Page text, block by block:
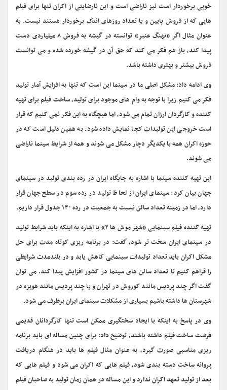
خوبی برخوردار است نیز ناراضی است و این نارضایتی از اکران تنها برای فیلم
هایی که از فروش پایین و یا تعداد روزهای اندک برخوردار هستند نیست. به
عنوان مثال اگر «نهنگ عنبر» توانسته در گیشه به فروش ۸ میلیاردی دست
پیدا کند، باز هم فکر می کند که حق آن در گیشه خورده شده و می توانست
فروش بیشتر و بهتری داشته باشد.
وی ادامه داد: مشکل اصلی ما در سینما این است که تنها به افزایش آمار تولید
فکر می کنیم زیرا با توجه به وام های موجود برای تولید، ساخت فیلم برای تهیه
کننده و کارگردان ارزان تمام می شود، اما هیچگاه به این فکر نمی کنیم که قرار
است خروجی این تولیدات کجا نمایش داده شود. به همین دلیل است که در
حوزه اکران همه با یکدیگر دچار مشکل می شوند و همه از شرایط سینما ناراضی
می شوند.
این تهیه کننده سینما با اشاره به جایگاه ایران در رده بندی تولید در سینمای
جهان بیان کرد: سینمای ایران از لحاظ تولید در رده سوم در سطح جهان قرار
دارد، اما در زمینه تعداد سالن نسبت به جمعیت در رده ۱۳۰ جدول قرار داریم.
تهیه کننده فیلم سینمایی «شهر موش ها ۲» با اشاره به اینکه باید شرایط تولید
در سینمای ایران سخت تر شود، گفت: در برنامه ریزی کوتاه مدت برای حل
مشکل اکران باید تعداد تولیدات سینمایی کاهش یابد و در بلندمدت شرایطی
را فراهم کنیم تا تعداد سالن های سینما در کشور افزایش پیدا کند. می توان
گفت اگر چند پردیس مانند کوروش در تهران و یا چند پردیس مانند هویزه در
شهرستان ها داشته باشیم بسیاری از مشکلات سینمای ایران برطرف می شود.
وی در پاسخ به اینکه با ایجاد سختگیری ممکن است تنها کارگردانان قدیمی
فرصت ساخت فیلم داشته باشند، توضیح داد: برای چنین مساله ای باید برنامه
ریزی مناسبی صورت گیرد، به عنوان مثال فیلم ها باید در هنگام دریافت
پروانه ساخت دسته بندی شود، فیلم هایی که اکران می شود و فیلم هایی که
بعد از تولید تعهد اکران ندارد و این مساله در همان زمان تولید به صاحبان فیلم